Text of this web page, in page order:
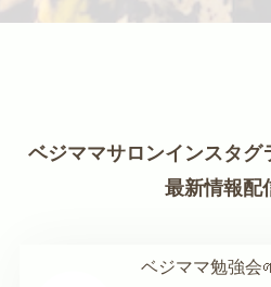
ベジママサロンインスタグ
最新情報配
ベジママ勉強会